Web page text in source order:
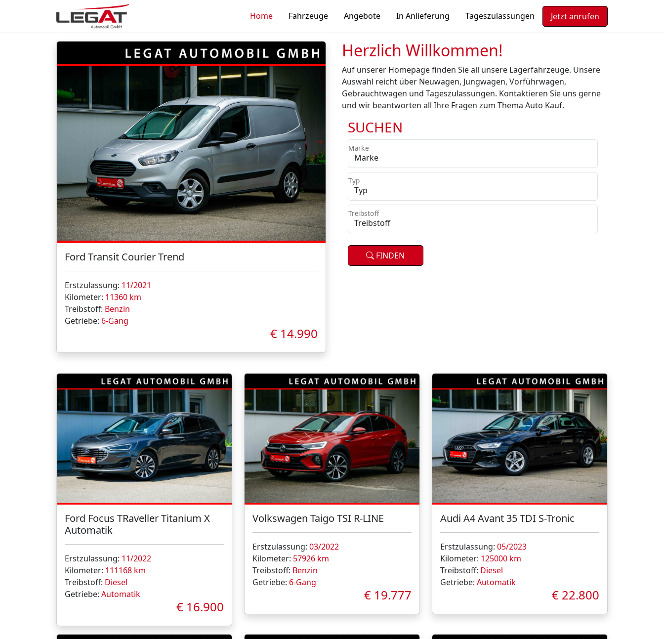
Home Fahrzeuge Angebote In Anlieferung Tageszulassungen Jetzt anrufen
Ford Transit Courier Trend
Erstzulassung: 11/2021
Kilometer: 11360 km
Treibstoff: Benzin
Getriebe: 6-Gang
€ 14.990
Herzlich Willkommen!
Auf unserer Homepage finden Sie all unsere Lagerfahrzeuge. Unsere
Auswahl reicht über Neuwagen, Jungwagen, Vorführwagen,
Gebrauchtwagen und Tageszulassungen. Kontaktieren Sie uns gerne
und wir beantworten all Ihre Fragen zum Thema Auto Kauf.
SUCHEN
Marke
Typ
Treibstoff
FINDEN
Ford Focus TRaveller Titanium X
Automatik
Erstzulassung: 11/2022
Kilometer: 111168 km
Treibstoff: Diesel
Getriebe: Automatik
€ 16.900
Volkswagen Taigo TSI R-LINE
Erstzulassung: 03/2022
Kilometer: 57926 km
Treibstoff: Benzin
Getriebe: 6-Gang
€ 19.777
Audi A4 Avant 35 TDI S-Tronic
Erstzulassung: 05/2023
Kilometer: 125000 km
Treibstoff: Diesel
Getriebe: Automatik
€ 22.800